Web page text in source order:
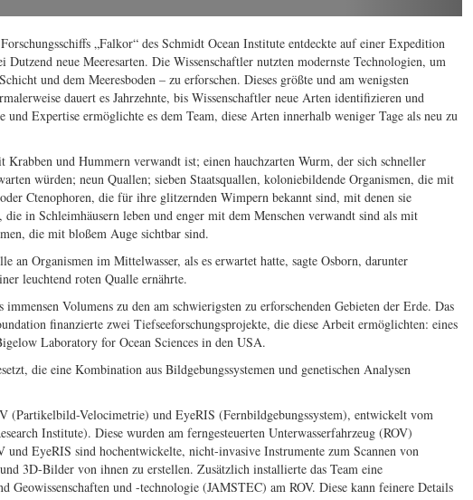
„Falkor“ des Schmidt Ocean Institute entdeckte auf einer Expedition
neue Meeresarten. Die Wissenschaftler nutzten modernste Technologien, um
und dem Meeresboden – zu erforschen. Dieses größte und am wenigsten
dauert es Jahrzehnte, bis Wissenschaftler neue Arten identifizieren und
Expertise ermöglichte es dem Team, diese Arten innerhalb weniger Tage als neu zu
und Hummern verwandt ist; einen hauchzarten Wurm, der sich schneller
würden; neun Quallen; sieben Staatsquallen, koloniebildende Organismen, die mit
Ctenophoren, die für ihre glitzernden Wimpern bekannt sind, mit denen sie
in Schleimhäusern leben und enger mit dem Menschen verwandt sind als mit
die mit bloßem Auge sichtbar sind.
an Organismen im Mittelwasser, als es erwartet hatte, sagte Osborn, darunter
leuchtend roten Qualle ernährte.
Volumens zu den am schwierigsten zu erforschenden Gebieten der Erde. Das
finanzierte zwei Tiefseeforschungsprojekte, die diese Arbeit ermöglichten: eines
Laboratory for Ocean Sciences in den USA.
die eine Kombination aus Bildgebungssystemen und genetischen Analysen
(Partikelbild-Velocimetrie) und EyeRIS (Fernbildgebungssystem), entwickelt vom
Institute). Diese wurden am ferngesteuerten Unterwasserfahrzeug (ROV)
und EyeRIS sind hochentwickelte, nicht-invasive Instrumente zum Scannen von
3D-Bilder von ihnen zu erstellen. Zusätzlich installierte das Team eine
Geowissenschaften und -technologie (JAMSTEC) am ROV. Diese kann feinere Details